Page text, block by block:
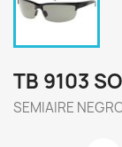
TB 9103
SEMIAIRE